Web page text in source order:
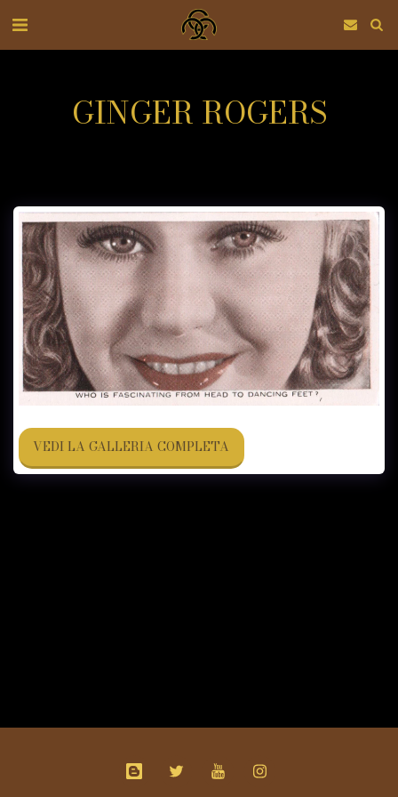
GINGER ROGERS
VEDI LA GALLERIA COMPLETA